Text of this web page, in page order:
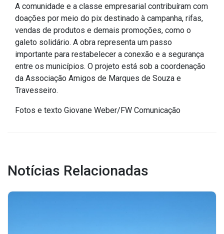
Licitações
Dispensas e Inexigibilidades
Chamamentos Públicos
Leis, Decretos e Portarias
Transparência
Cespro
A comunidade e a classe empresarial contribuíram com
doações por meio do pix destinado à campanha, rifas,
vendas de produtos e demais promoções, como o
galeto solidário. A obra representa um passo
importante para restabelecer a conexão e a segurança
entre os municípios. O projeto está sob a coordenação
da Associação Amigos de Marques de Souza e
Travesseiro.
Fotos e texto Giovane Weber/FW Comunicação
Notícias Relacionadas